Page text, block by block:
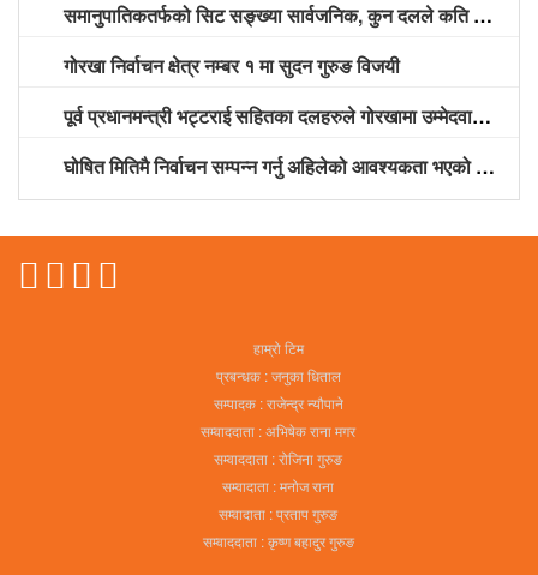
समानुपातिकतर्फको सिट सङ्ख्या सार्वजनिक, कुन दलले कति सिट पाए? (सूचीसहित)
गोरखा निर्वाचन क्षेत्र नम्बर १ मा सुदन गुरुङ विजयी
पूर्व प्रधानमन्त्री भट्टराई सहितका दलहरुले गोरखामा उम्मेदवारी दर्ता गराए
घोषित मितिमै निर्वाचन सम्पन्न गर्नु अहिलेको आवश्यकता भएको नेकपा नेता श्रेष्ठको भनाइ
हाम्रो टिम
प्रबन्धक : जनुका धिताल
सम्पादक : राजेन्द्र न्यौपाने
सम्वाददाता : अभिषेक राना मगर
सम्वाददाता : रोजिना गुरुङ
सम्वादाता : मनोज राना
सम्वादाता : प्रताप गुरुङ
सम्वाददाता : कृष्ण बहादुर गुरुङ